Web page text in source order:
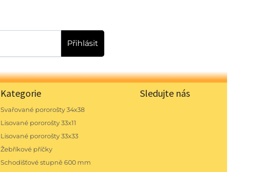
Přihlásit
Kategorie
Svařované pororošty 34x38
Lisované pororošty 33x11
Lisované pororošty 33x33
Žebříkové příčky
Schodišťové stupně 600 mm
Sledujte nás